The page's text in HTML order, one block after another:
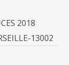
2018
13002